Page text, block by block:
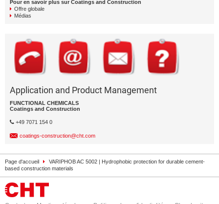
Pour en savoir plus sur Coatings and Construction
Offre globale
Médias
Application and Product Management
FUNCTIONAL CHEMICALS
Coatings and Construction
+49 7071 154 0
coatings-construction@cht.com
Page d'accueil
VARIPHOB AC 5002 | Hydrophobic protection for durable cement-
based construction materials